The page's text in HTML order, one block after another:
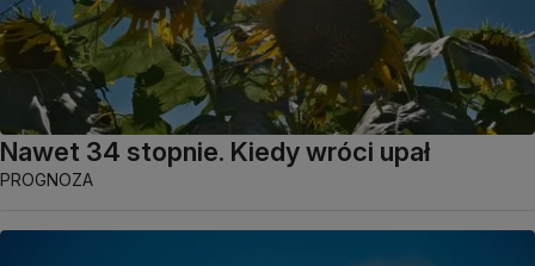
Nawet 34 stopnie. Kiedy wróci upał
PROGNOZA